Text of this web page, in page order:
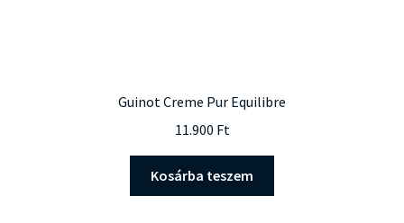
Guinot Creme Pur Equilibre
11.900 Ft
Kosárba teszem